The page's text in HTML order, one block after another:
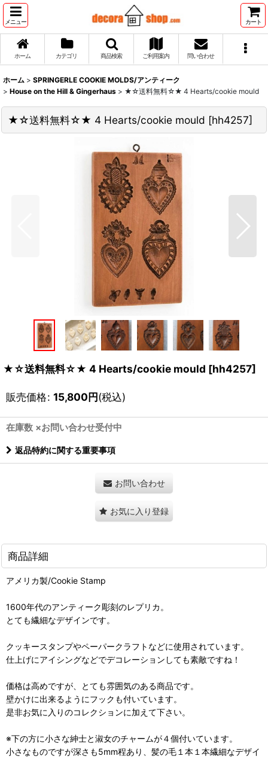
メニュー カート
ホーム カテゴリ 商品検索 ご利用案内 問い合わせ
ホーム > SPRINGERLE COOKIE MOLDS/アンティーク
> House on the Hill & Gingerhaus > ★☆送料無料☆★ 4 Hearts/cookie mould
★☆送料無料☆★ 4 Hearts/cookie mould [hh4257]
★☆送料無料☆★ 4 Hearts/cookie mould [hh4257]
販売価格: 15,800円(税込)
在庫数 ×お問い合わせ受付中
返品特約に関する重要事項
お問い合わせ
お気に入り登録
商品詳細
アメリカ製/Cookie Stamp
1600年代のアンティーク彫刻のレプリカ。
とても繊細なデザインです。
クッキースタンプやペーパークラフトなどに使用されています。
仕上げにアイシングなどでデコレーションしても素敵ですね！
価格は高めですが、とても雰囲気のある商品です。
壁かけに出来るようにフックも付いています。
是非お気に入りのコレクションに加えて下さい。
※下の方に小さな紳士と淑女のチャームが４個付いています。
小さなものですが深さも5mm程あり、髪の毛１本１本繊細なデザイ